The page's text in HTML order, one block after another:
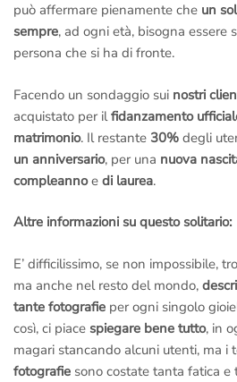
può affermare pienamente che un
sempre, ad ogni età, bisogna essere
persona che si ha di fronte.
Facendo un sondaggio sui nostri
acquistato per ilfidanzamento
matrimonio. Il restante 30% degli
un anniversario, per una nuova
compleannoe di laurea.
Altre informazioni su questo solitario:
E’ difficilissimo, se non impossibile,
ma anche nel resto del mondo,
tante fotografie per ogni singolo
così, ci piace spiegare bene tutto, in
magari stancando alcuni utenti, ma i
fotografie sono costate tanta fatica e